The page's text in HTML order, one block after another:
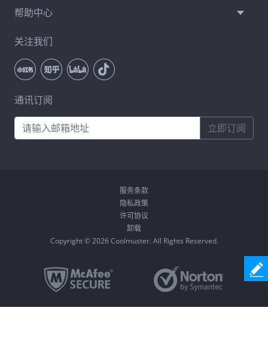
帮助中心
关注我们
通讯订阅
立即订阅
服务条款
隐私政策
许可协议
卸载
Copyright © 2026 Coolmuster. All Rights Reserved.